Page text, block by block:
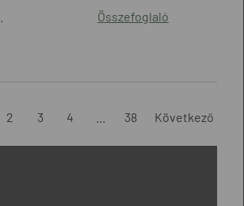
Összefoglaló
2 3 4 38 Következő